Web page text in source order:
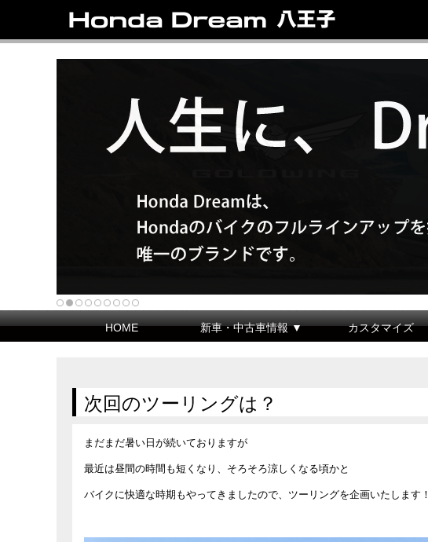
HOME 新車・中古車情報 ▼ カスタマイズ
次回のツーリングは？
まだまだ暑い日が続いておりますが
最近は昼間の時間も短くなり、そろそろ涼しくなる頃かと
バイクに快適な時期もやってきましたので、ツーリングを企画いたします！